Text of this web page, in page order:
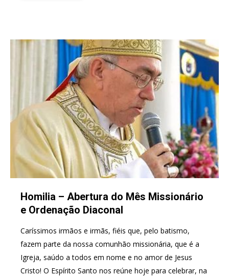
Homilia – Abertura do Mês Missionário
e Ordenação Diaconal
Caríssimos irmãos e irmãs, fiéis que, pelo batismo,
fazem parte da nossa comunhão missionária, que é a
Igreja, saúdo a todos em nome e no amor de Jesus
Cristo! O Espírito Santo nos reúne hoje para celebrar, na